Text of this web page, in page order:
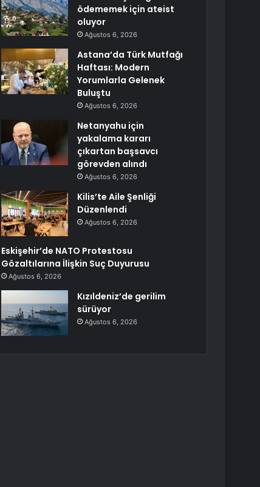
ödememek için ateist
oluyor
Ağustos 6, 2026
Astana’da Türk Mutfağı
Haftası: Modern
Yorumlarla Gelenek
Buluştu
Ağustos 6, 2026
Netanyahu için
yakalama kararı
çıkartan başsavcı
görevden alındı
Ağustos 6, 2026
Kilis’te Aile Şenliği
Düzenlendi
Ağustos 6, 2026
Eskişehir’de NATO Protestosu
Gözaltılarına İlişkin Suç Duyurusu
Ağustos 6, 2026
Kızıldeniz’de gerilim
sürüyor
Ağustos 6, 2026